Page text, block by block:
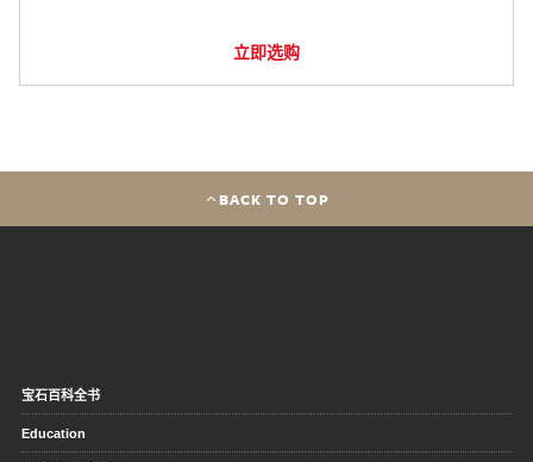
立即选购
BACK TO TOP
宝石百科全书
Education